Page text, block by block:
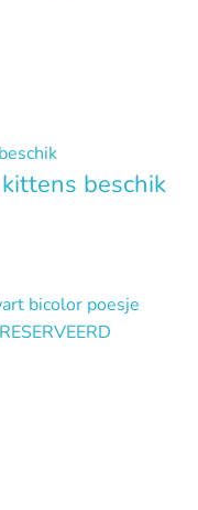
beschik
bicolor poesje